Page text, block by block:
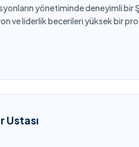
yönetiminde deneyimli bir
ve liderlik becerileri yüksek bir
Ustası